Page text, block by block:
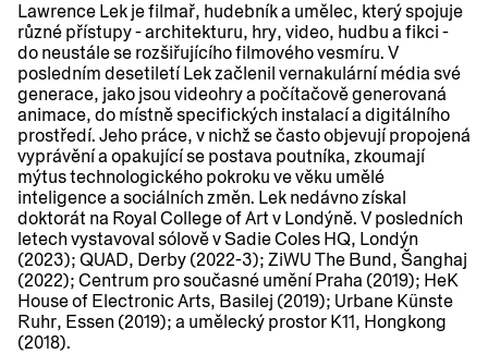
Lawrence Lek je filmař, hudebník a umělec, který spojuje
různé přístupy - architekturu, hry, video, hudbu a fikci -
do neustále se rozšiřujícího filmového vesmíru. V
posledním desetiletí Lek začlenil vernakulární média své
generace, jako jsou videohry a počítačově generovaná
animace, do místně specifických instalací a digitálního
prostředí. Jeho práce, v nichž se často objevují propojená
vyprávění a opakující se postava poutníka, zkoumají
mýtus technologického pokroku ve věku umělé
inteligence a sociálních změn. Lek nedávno získal
doktorát na Royal College of Art v Londýně. V posledních
letech vystavoval sólově v Sadie Coles HQ, Londýn
(2023); QUAD, Derby (2022-3); ZiWU The Bund, Šanghaj
(2022); Centrum pro současné umění Praha (2019); HeK
House of Electronic Arts, Basilej (2019); Urbane Künste
Ruhr, Essen (2019); a umělecký prostor K11, Hongkong
(2018).